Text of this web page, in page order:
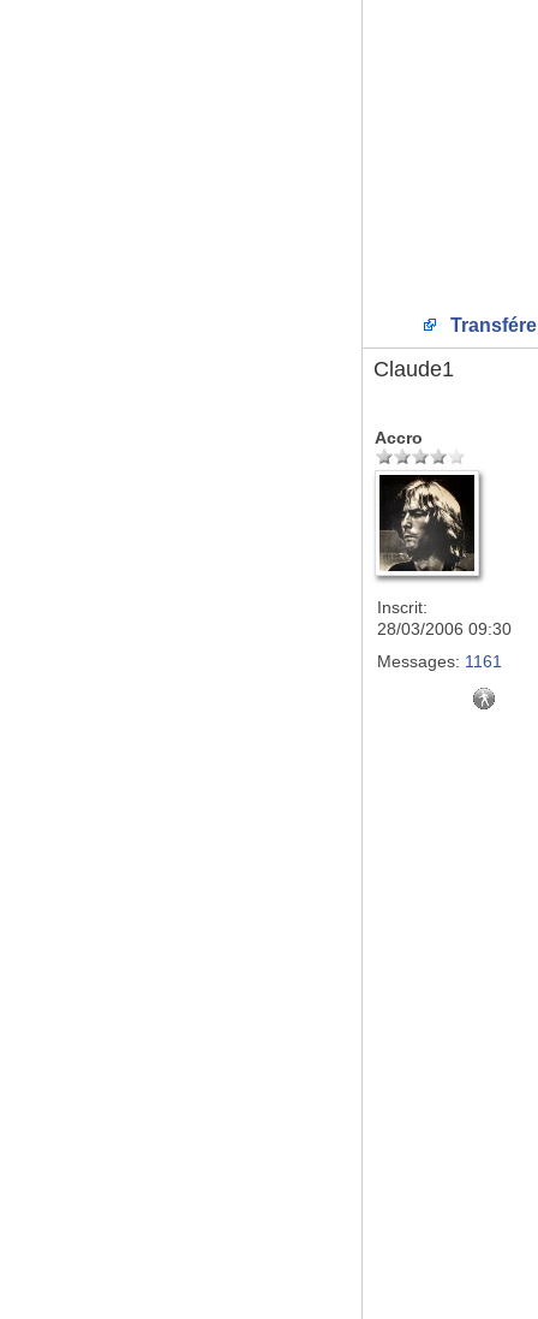
Claude1
Accro
Inscrit:
28/03/2006 09:30
Messages: 1161